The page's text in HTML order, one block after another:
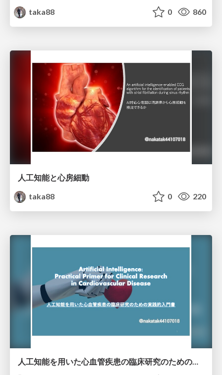
taka88 0 860
人工知能と心房細動
taka88
0 220
人工知能を用いた心血管疾患の臨床研究のための実践的入門書